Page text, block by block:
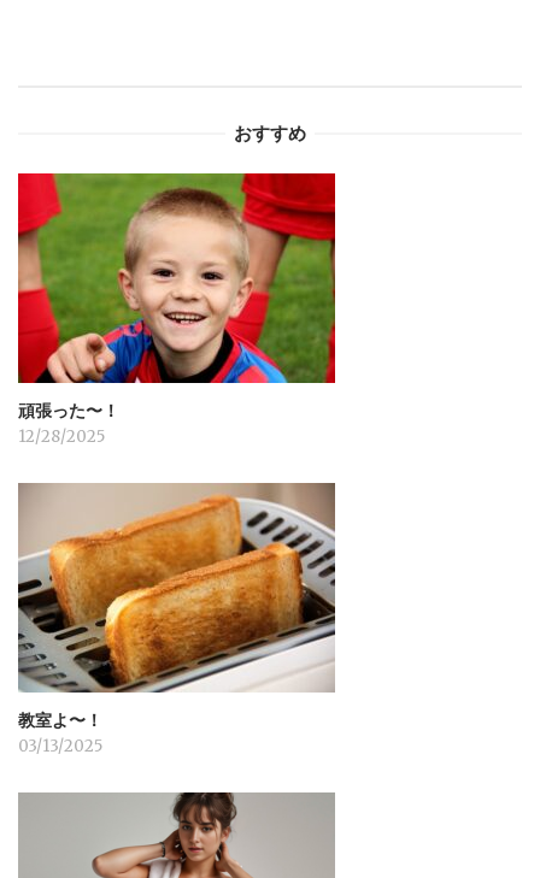
シ
ョ
ン
おすすめ
頑張った〜！
12/28/2025
教室よ〜！
03/13/2025